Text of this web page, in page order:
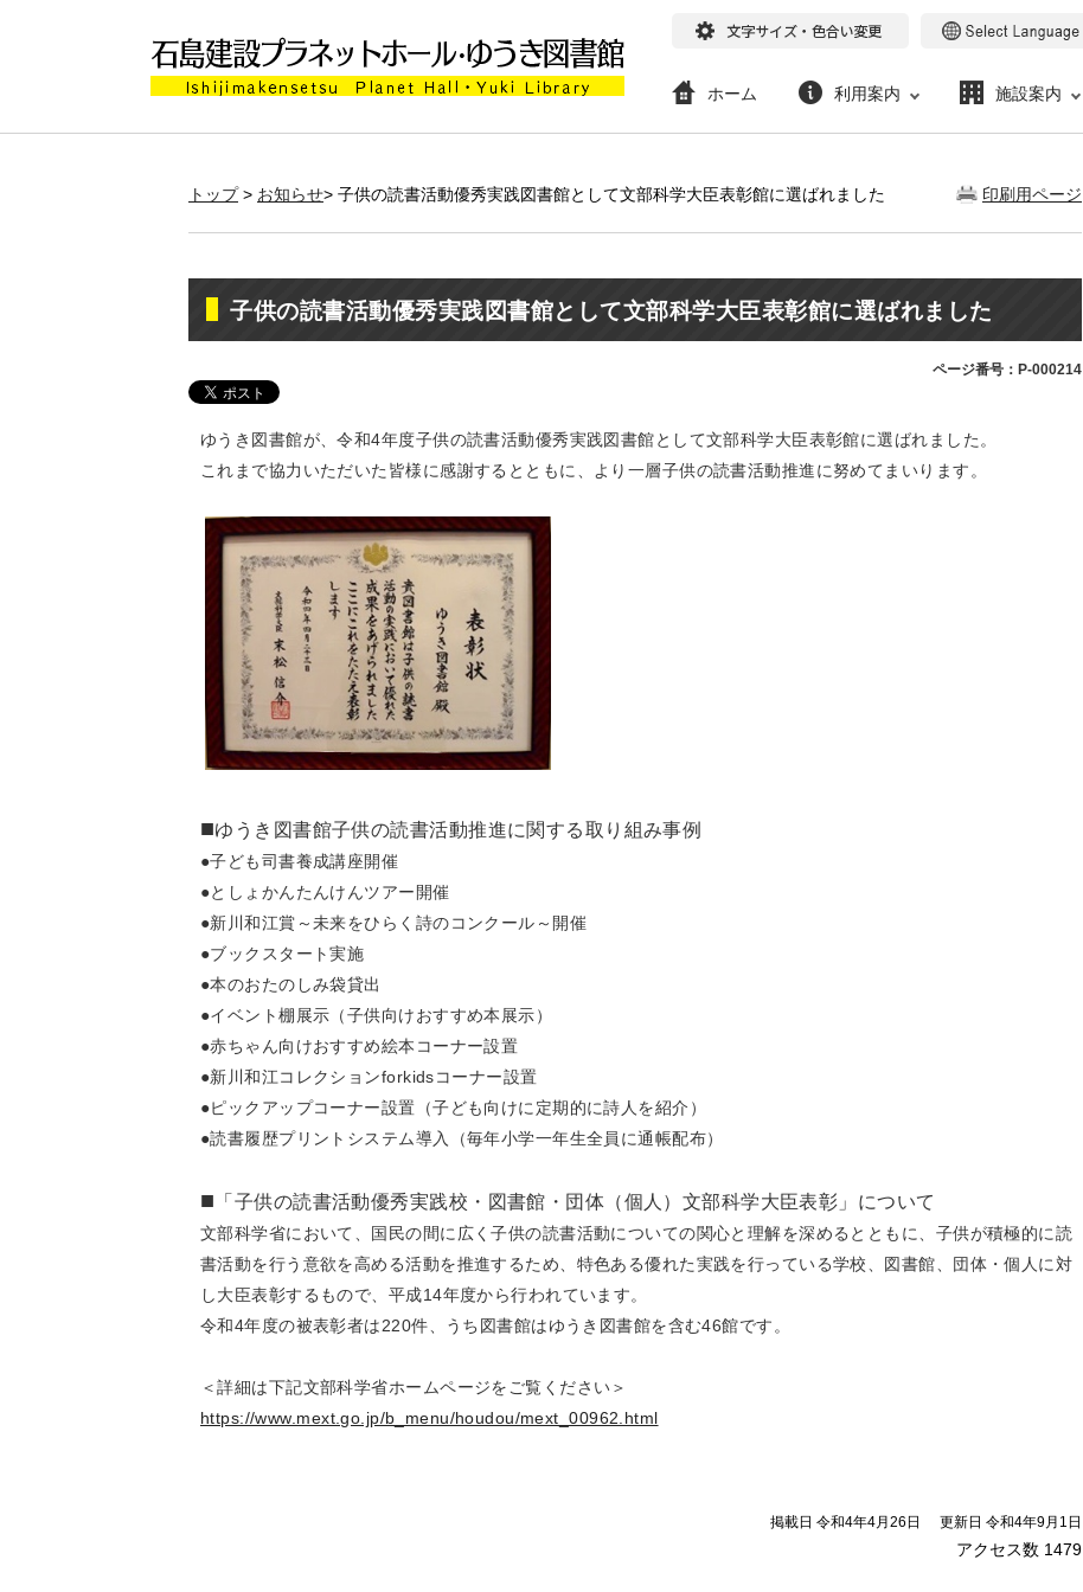
ホーム 利用案内 施設案内
印刷用ページ
トップ> お知らせ> 子供の読書活動優秀実践図書館として文部科学大臣表彰館に選ばれました
子供の読書活動優秀実践図書館として文部科学大臣表彰館に選ばれました
ページ番号：P-000214
ゆうき図書館が、令和4年度子供の読書活動優秀実践図書館として文部科学大臣表彰館に選ばれました。
これまで協力いただいた皆様に感謝するとともに、より一層子供の読書活動推進に努めてまいります。
■ゆうき図書館子供の読書活動推進に関する取り組み事例
●子ども司書養成講座開催
●としょかんたんけんツアー開催
●新川和江賞～未来をひらく詩のコンクール～開催
●ブックスタート実施
●本のおたのしみ袋貸出
●イベント棚展示（子供向けおすすめ本展示）
●赤ちゃん向けおすすめ絵本コーナー設置
●新川和江コレクションforkidsコーナー設置
●ピックアップコーナー設置（子ども向けに定期的に詩人を紹介）
●読書履歴プリントシステム導入（毎年小学一年生全員に通帳配布）
■ 「子供の読書活動優秀実践校・図書館・団体（個人）文部科学大臣表彰」について
文部科学省において、国民の間に広く子供の読書活動についての関心と理解を深めるとともに、子供が積極的に読
書活動を行う意欲を高める活動を推進するため、特色ある優れた実践を行っている学校、図書館、団体・個人に対
し大臣表彰するもので、平成14年度から行われています。
令和4年度の被表彰者は220件、うち図書館はゆうき図書館を含む46館です。
＜詳細は下記文部科学省ホームページをご覧ください＞
https://www.mext.go.jp/b_menu/houdou/mext_00962.html
掲載日 令和4年4月26日 更新日 令和4年9月1日
アクセス数 1479